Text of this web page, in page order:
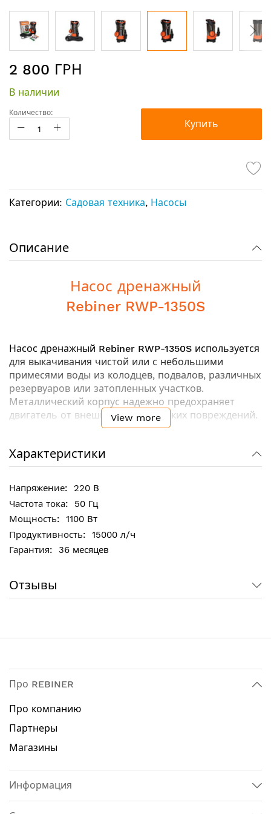
к
галереи
изображений
2 800 ГРН
В наличии
Количество:
Купить
Категории: Садовая техника, Насосы
Описание
Насос дренажный
Rebiner RWP-1350S
Насос дренажный Rebiner RWP-1350S используется
для выкачивания чистой или с небольшими
примесями воды из колодцев, подвалов, различных
резервуаров или затопленных участков.
Металлический корпус надежно предохраняет
двигатель от внешних механических повреждений.
Ключевые особенности:
Ударопрочный корпус
Защита от перегрузки
Степень защиты IPX8
Технические характеристики:
Тип: дренажный
Назначение: для чистой воды
Максимальная глубина погружения: 8 м
Поплавок: да
Комплектация:
Инструкция
Гарантийный талон
View more
Характеристики
220 В
50 Гц
1100 Вт
15000 л/ч
36 месяцев
Отзывы
Про REBINER
Про компанию
Партнеры
Магазины
Информация